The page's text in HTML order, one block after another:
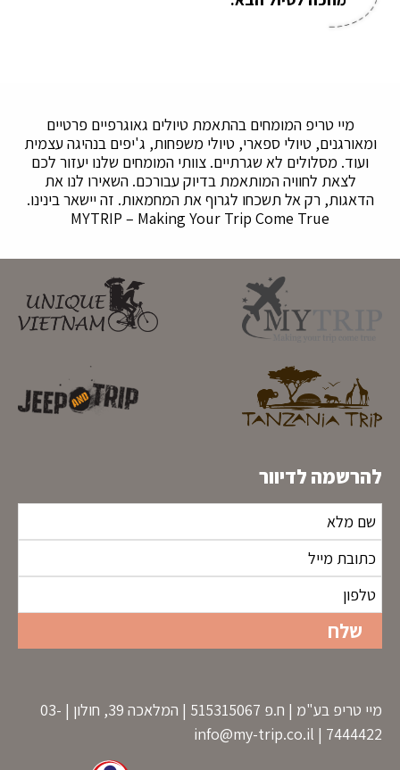
מיי טריפ המומחים בהתאמת טיולים גאוגרפיים פרטיים
ומאורגנים, טיולי ספארי, טיולי משפחות, ג'יפים בנהיגה עצמית
ועוד. מסלולים לא שגרתיים. צוותי המומחים שלנו יעזור לכם
לצאת לחוויה המותאמת בדיוק עבורכם. השאירו לנו את
הדאגות, רק אל תשכחו לגרוף את המחמאות. זה יישאר בינינו.
MYTRIP – Making Your Trip Come True
להרשמה לדיוור
מיי טריפ בע"מ | ח.פ 515315067 | המלאכה 39, חולון | 03-
7444422 |
info@my-trip.co.il